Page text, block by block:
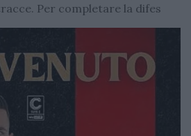
Per completare la difes